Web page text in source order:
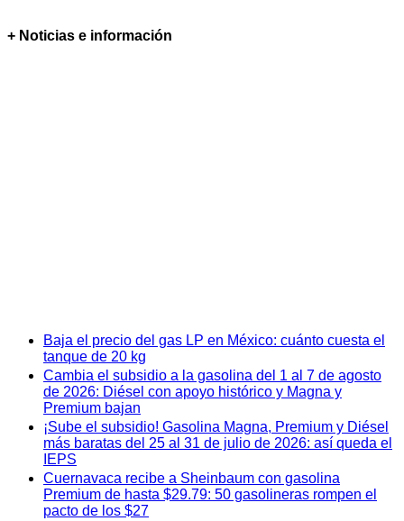
+ Noticias e información
Baja el precio del gas LP en México: cuánto cuesta el
tanque de 20 kg
Cambia el subsidio a la gasolina del 1 al 7 de agosto
de 2026: Diésel con apoyo histórico y Magna y
Premium bajan
¡Sube el subsidio! Gasolina Magna, Premium y Diésel
más baratas del 25 al 31 de julio de 2026: así queda el
IEPS
Cuernavaca recibe a Sheinbaum con gasolina
Premium de hasta $29.79: 50 gasolineras rompen el
pacto de los $27